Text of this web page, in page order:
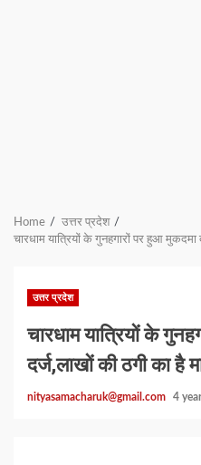
Home
उत्तर प्रदेश
चारधाम यात्रियों के गुनहगारों पर हुआ मुकदमा
उत्तर प्रदेश
चारधाम यात्रियों के
दर्ज,लाखों की ठगी का है
nityasamacharuk@gmail.com 4